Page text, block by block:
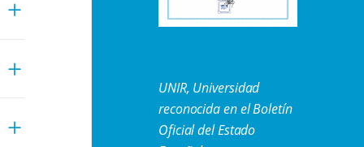
UNIR, Universidad
reconocida en el Boletín
Oficial del Estado